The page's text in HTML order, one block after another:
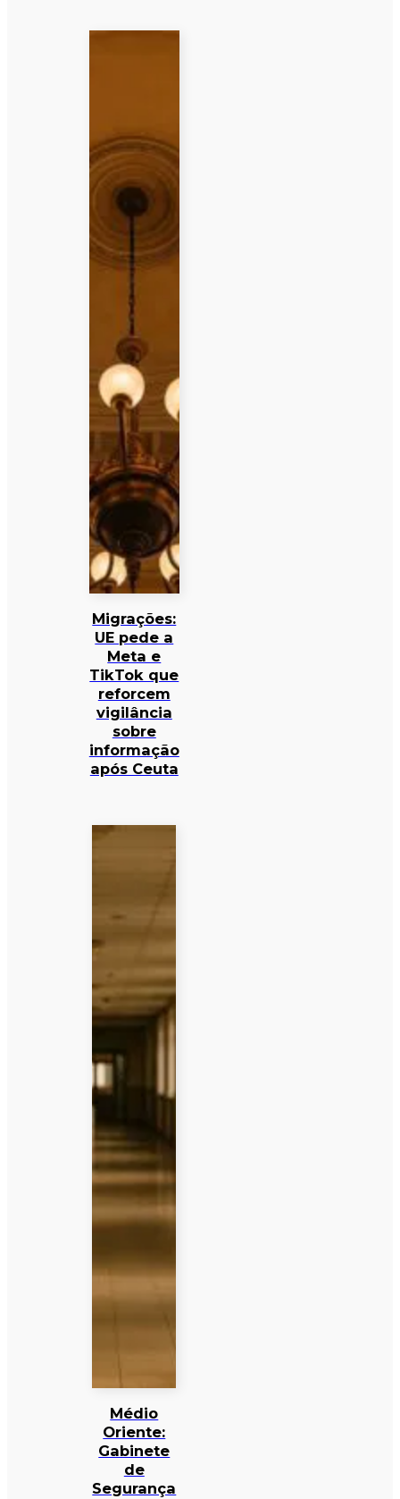
Migrações:
UE pede a
Meta e
TikTok que
reforcem
vigilância
sobre
informação
após Ceuta
Médio
Oriente:
Gabinete
de
Segurança